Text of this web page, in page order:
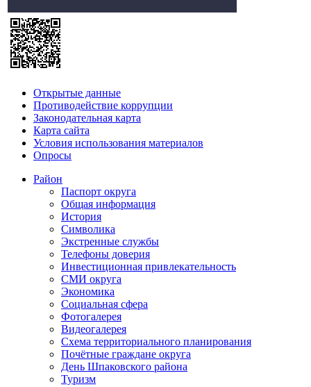
Открытые данные
Противодействие коррупции
Законодательная карта
Карта сайта
Условия использования материалов
Опросы
Район
Паспорт округа
Общая информация
История
Символика
Экстренные службы
Телефоны доверия
Инвестиционная привлекательность
СМИ округа
Экономика
Социальная сфера
Фотогалерея
Видеогалерея
Схема территориального планирования
Почётные граждане округа
День Шпаковского района
Туризм